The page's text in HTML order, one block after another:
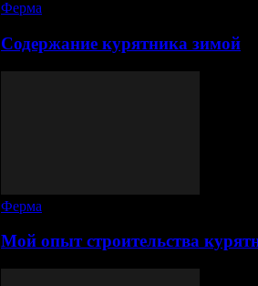
Ферма
Содержание курятника зимой
Ферма
Мой опыт строительства